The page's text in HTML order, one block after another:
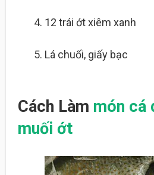
12 trái ớt xiêm xanh
Lá chuối, giấy bạc
Cách Làm món cá
muối ớt